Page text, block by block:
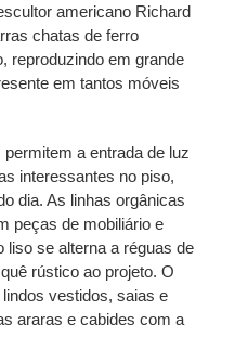
americano Richard
chatas de ferro
reproduzindo em grande
em tantos móveis
a entrada de luz
interessantes no piso,
dia. As linhas orgânicas
peças de mobiliário e
liso se alterna a réguas de
rústico ao projeto. O
vestidos, saias e
araras e cabides com a